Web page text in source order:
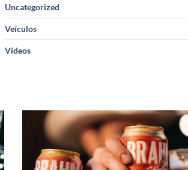
Uncategorized
Veículos
Vídeos